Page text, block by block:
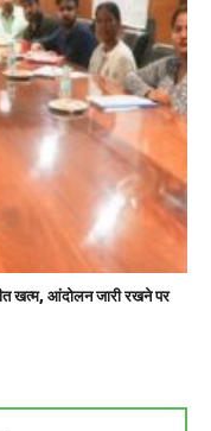
खत्म, आंदोलन जारी रखने पर